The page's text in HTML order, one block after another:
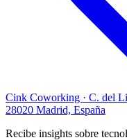
Cink Coworking · C. del
28020 Madrid, España
Recibe insights sobre